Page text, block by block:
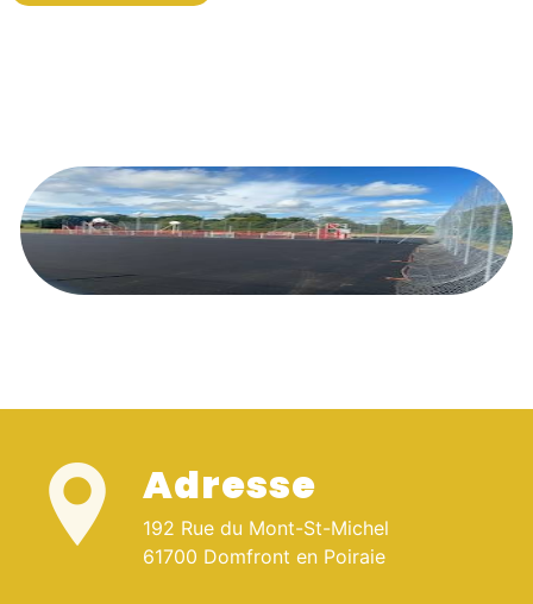
Adresse
192 Rue du Mont-St-Michel
61700 Domfront en Poiraie